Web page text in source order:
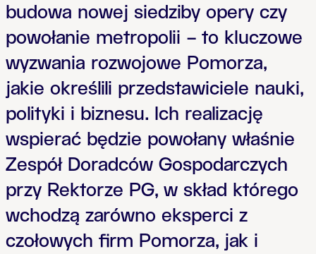
budowa nowej siedziby opery czy
powołanie metropolii – to kluczowe
wyzwania rozwojowe Pomorza,
jakie określili przedstawiciele nauki,
polityki i biznesu. Ich realizację
wspierać będzie powołany właśnie
Zespół Doradców Gospodarczych
przy Rektorze PG, w skład którego
wchodzą zarówno eksperci z
czołowych firm Pomorza, jak i